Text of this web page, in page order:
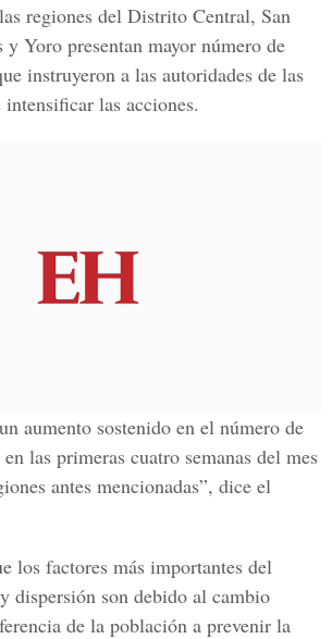
regiones del Distrito Central, San
y Yoro presentan mayor número de
instruyeron a las autoridades de las
las acciones.
aumento sostenido en el número de
en las primeras cuatro semanas del mes
antes mencionadas”, dice el
los factores más importantes del
dispersión son debido al cambio
de la población a prevenir la